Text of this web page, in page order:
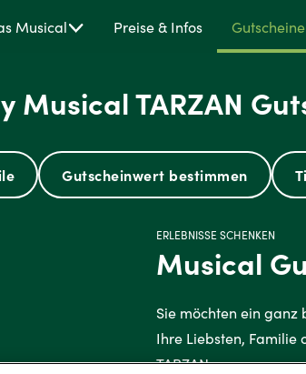
Musical Preise & Infos Gutscheine
Musical TARZAN
Gutscheinwert bestimmen
ERLEBNISSE SCHENKEN
Musical
Sie möchten ein ganz
Ihre Liebsten, Familie
TARZAN.